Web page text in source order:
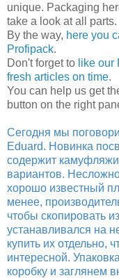
unique. Packaging
take a look at all parts.
By the way, here you
Profipack.
Don't forget to like our
fresh articles on time.
You can help us get
button on the right
Сегодня мы
Eduard. Новинка
содержит
вариантов.
хорошо известный
менее,
чтобы скопировать
устанавливался на
купить их отдельно,
интересной.
коробку и заглянем